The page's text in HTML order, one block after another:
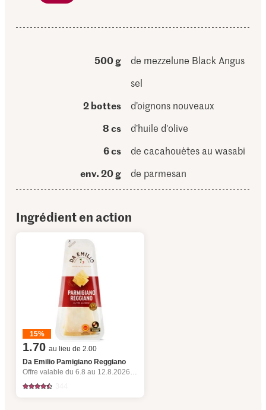
500 g
de mezzelune Black Angus
sel
2 bottes
d’oignons nouveaux
8 cs
d’huile d'olive
6 cs
de cacahouètes au wasabi
env. 20 g
de parmesan
Ingrédient en action
15%
1.70 au lieu de 2.00
Da Emilio Pamigiano Reggiano
Offre valable du 6.8 au 12.8.2026, jusqu’à épuisement du stock.